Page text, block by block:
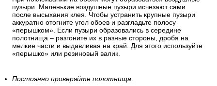
пузыри. Маленькие воздушные пузыри исчезают сами
после высыхания клея. Чтобы устранить крупные пузыри
аккуратно отогните угол обоев и разгладьте полосу
«перышком». Если пузыри образовались в середине
полотнища – разгоните их в разные стороны, дробя на
мелкие части и выдавливая на край. Для этого используйте
«перышко» или резиновый валик.
Постоянно проверяйте полотнища.